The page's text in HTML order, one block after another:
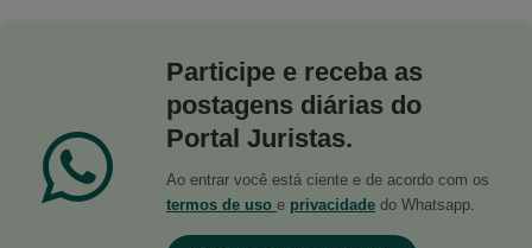
Participe e receba as
postagens diárias do
Portal Juristas.
Ao entrar você está ciente e de acordo com os
termos de uso e privacidade do Whatsapp.